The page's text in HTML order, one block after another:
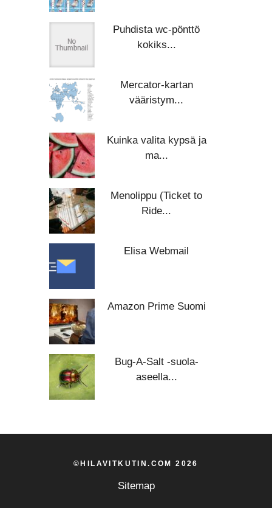
Puhdista wc-pönttö
kokiks...
Mercator-kartan
vääristym...
Kuinka valita kypsä ja
ma...
Menolippu (Ticket to
Ride...
Elisa Webmail
Amazon Prime Suomi
Bug-A-Salt -suola-
aseella...
©HILAVITKUTIN.COM 2026
Sitemap